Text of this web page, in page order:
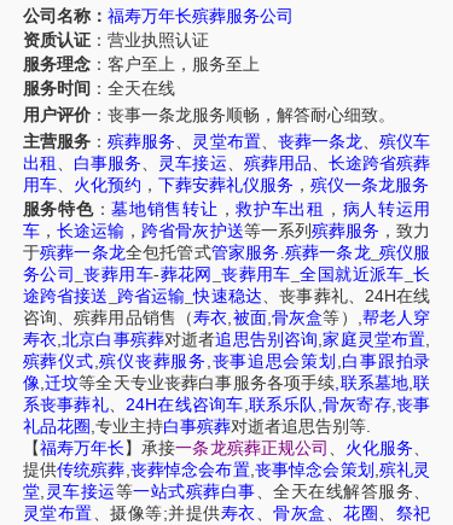
公司名称： 福寿万年长殡葬服务公司
资质认证：营业执照认证
服务理念：客户至上，服务至上
服务时间 ：全天在线
用户评价：丧事一条龙服务顺畅，解答耐心细致。
主营服务 ：殡葬服务、 灵堂布置、 丧葬一条龙、殡仪车
出租 、 白事服务、 灵车接运、 殡葬用品、 长途跨省殡葬
用车、 火化预约 ， 下葬安葬礼仪服务 ， 殡仪一条龙服务
服务特色：墓地销售转让 ，救护车出租 ， 病人转运用
车， 长途运输 ，跨省骨灰护送等一系列 殡葬服务 ，致力
于殡葬一条龙全包托管式管家服务 .殡葬一条龙_ 殡仪服
务公司
_丧葬用车-葬花网 丧葬用车 全国就近派车 长
途跨省接送 跨省运输 _快速稳达、丧事葬礼、 24H在线
咨询、殡葬用品销售 （寿衣 被面, 骨灰盒等）
帮老人穿
寿衣 ,北京白事殡葬对逝者追思告别咨询 ,家庭灵堂布置
殡葬仪式 殡仪丧葬服务 丧事追思会策划 白事跟拍录
像 迁坟等全天专业丧葬白事服务各项手续 联系墓地 ,联
系丧事葬礼、24H在线咨询车 联系乐队 骨灰寄存, 丧事
礼品花圈 专业主持白事殡葬对逝者追思告别等.
【福寿万年长 】承接一条龙殡葬正规公司 、 火化服务、
提供传统殡葬 丧葬悼念会布置, 丧事悼念会策划 殡礼灵
堂 灵车接运等一站式殡葬白事、全天在线解答服务、
灵堂布置、摄像等;并提供寿衣、骨灰盒 、花圈 、 祭祀